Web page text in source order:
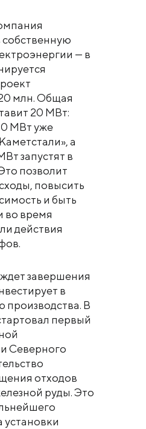
собственную
— в
млн. Общая
20 МВт:
МВт уже
а
запустят в
позволит
повысить
и быть
во время
действия
завершения
в
В
первый
Северного
отходов
руды. Это
установки